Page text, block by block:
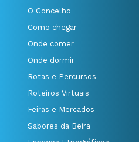
O Concelho
Como chegar
Onde comer
Onde dormir
Rotas e Percursos
Roteiros Virtuais
Feiras e Mercados
Sabores da Beira